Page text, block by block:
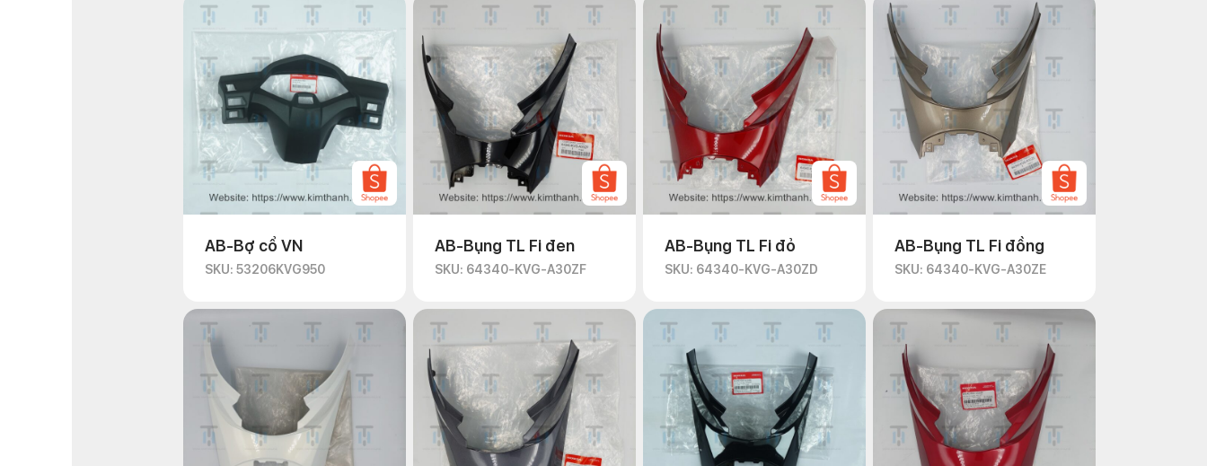
AB-Bợ cổ VN
SKU: 53206KVG950
AB-Bụng TL Fi đen
SKU: 64340-KVG-A30ZF
AB-Bụng TL Fi đỏ
SKU: 64340-KVG-A30ZD
AB-Bụng TL Fi đồng
SKU: 64340-KVG-A30ZE